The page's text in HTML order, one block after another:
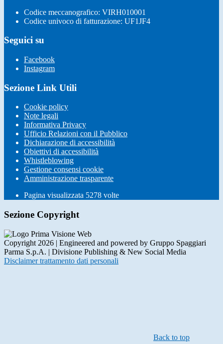
Codice meccanografico: VIRH010001
Codice univoco di fatturazione: UF1JF4
Seguici su
Facebook
Instagram
Sezione Link Utili
Cookie policy
Note legali
Informativa Privacy
Ufficio Relazioni con il Pubblico
Dichiarazione di accessibilità
Obiettivi di accessibilità
Whistleblowing
Gestione consensi cookie
Amministrazione trasparente
Pagina visualizzata 5278 volte
Sezione Copyright
Copyright 2026 | Engineered and powered by Gruppo Spaggiari
Parma S.p.A. | Divisione Publishing & New Social Media
Disclaimer trattamento dati personali
Back to top